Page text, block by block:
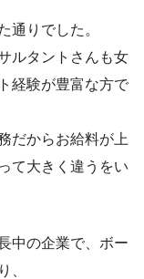
通りでした。
ルタントさんも女
経験が豊富な方で
だからお給料が上
て大きく違うをい
中の企業で、ボー
、